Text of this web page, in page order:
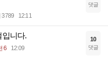
3789 12:11
댓글
입니다.
6 12:09
10
댓글